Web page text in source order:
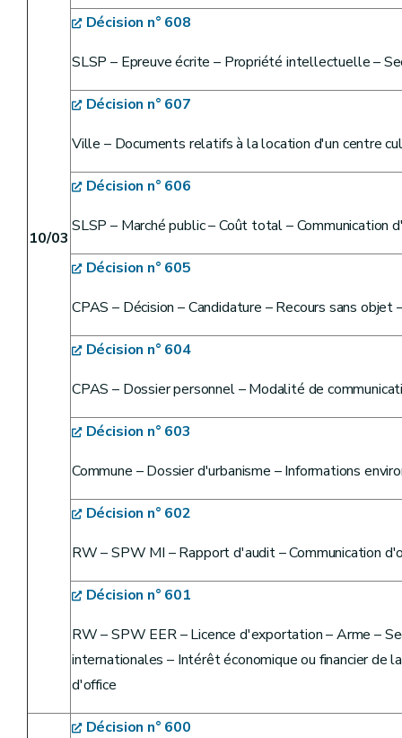
10/03
Décision n° 608
SLSP – Epreuve écrite – Propriété intellectuelle –
Décision n° 607
Ville – Documents relatifs à la location d'un centre
Décision n° 606
SLSP – Marché public – Coût total – Communication
Décision n° 605
CPAS – Décision – Candidature – Recours sans objet
Décision n° 604
CPAS – Dossier personnel – Modalité de
Décision n° 603
Commune – Dossier d'urbanisme – Informations
Décision n° 602
RW – SPW MI – Rapport d'audit – Communication
Décision n° 601
RW – SPW EER – Licence d'exportation – Arme –
internationales – Intérêt économique ou financier de
d'office
Décision n° 600